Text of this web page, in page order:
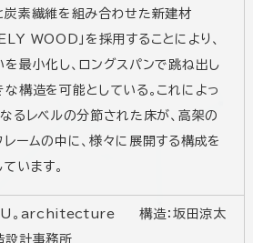
炭素繊維を組み合わせた新建材
WOOD」を採用することにより、
を最小化し、ロングスパンで跳ね出し
な構造を可能としている。これによっ
なるレベルの分節された床が、高架の
レームの中に、様々に展開する構成を
います。
。architecture 構造：坂田涼太
設計事務所